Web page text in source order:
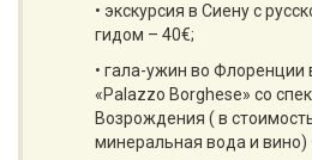
• экскурсия в Сиену с
гидом – 40€;
• гала-ужин во Флоренции
«Palazzo Borghese» со
Возрождения ( в
минеральная вода и вино)